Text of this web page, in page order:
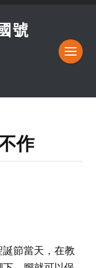
號
作
節當天，在教